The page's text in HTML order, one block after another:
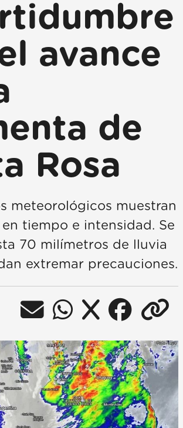
avance
de
Rosa
meteorológicos muestran
tiempo e intensidad. Se
70 milímetros de lluvia
extremar precauciones.